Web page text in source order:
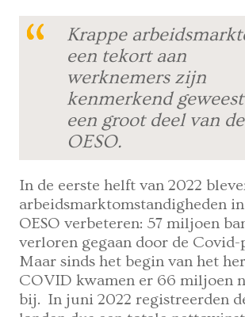
Krappe
een tekort aan
werknemers zijn
kenmerkend
een groot deel van de
OESO.
In de eerste helft van 2022
arbeidsmarktomstandigheden
OESO verbeteren: 57 miljoen
verloren gegaan door de Covid-
Maar sinds het begin van het
COVID kwamen er 66 miljoen
bij. In juni 2022 registreerden